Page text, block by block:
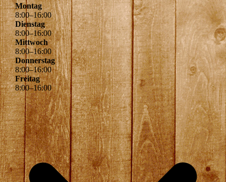
Montag
8:00–16:00
Dienstag
8:00–16:00
Mittwoch
8:00–16:00
Donnerstag
8:00–16:00
Freitag
8:00–16:00